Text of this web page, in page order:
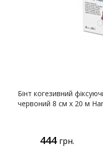
Бінт когезивний
червоний 8 см х 20 м
444 грн.